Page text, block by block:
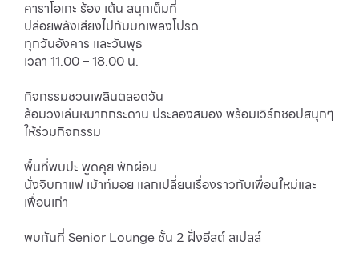
คาราโอเกะ ร้อง เต้น สนุกเต็มที่
ปล่อยพลังเสียงไปกับบทเพลงโปรด
ทุกวันอังคาร และวันพุธ
เวลา 11.00 – 18.00 น.
กิจกรรมชวนเพลินตลอดวัน
ล้อมวงเล่นหมากกระดาน ประลองสมอง พร้อมเวิร์กชอปสนุกๆ
ให้ร่วมกิจกรรม
พื้นที่พบปะ พูดคุย พักผ่อน
นั่งจิบกาแฟ เม้าท์มอย แลกเปลี่ยนเรื่องราวกับเพื่อนใหม่และ
เพื่อนเก่า
พบกันที่ Senior Lounge ชั้น 2 ฝั่งอีสต์ สเปลล์